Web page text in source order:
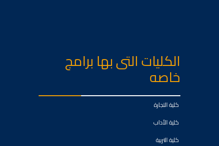
الكليات التى بها برامج
خاصه
كلية التجارة
كلية الأداب
كلية التربية